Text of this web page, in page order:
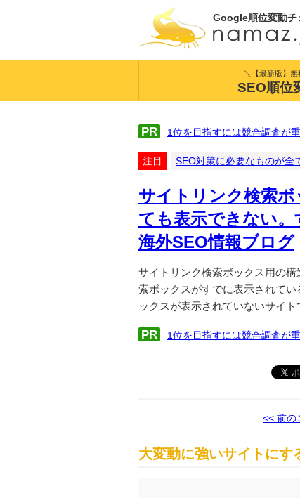
Google順位変動チ
＼【最新版】無
SEO順位
PR 1位を目指すには競合調査が
注目 SEO対策に必要なものが全
サイトリンク検索
ても表示できない
海外SEO情報ブログ
サイトリンク検索ボックス用の
索ボックスがすでに表示されて
ックスが表示されていないサイ
PR 1位を目指すには競合調査が
<< 前の
大変動に強いサイトにす